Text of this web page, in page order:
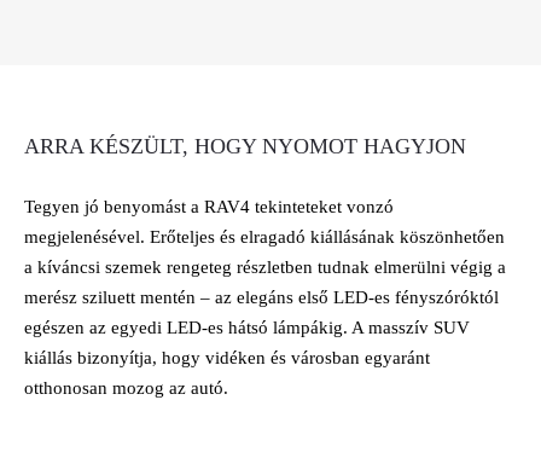
ARRA KÉSZÜLT, HOGY NYOMOT HAGYJON
Tegyen jó benyomást a RAV4 tekinteteket vonzó
megjelenésével. Erőteljes és elragadó kiállásának köszönhetően
a kíváncsi szemek rengeteg részletben tudnak elmerülni végig a
merész sziluett mentén – az elegáns első LED-es fényszóróktól
egészen az egyedi LED-es hátsó lámpákig. A masszív SUV
kiállás bizonyítja, hogy vidéken és városban egyaránt
otthonosan mozog az autó.